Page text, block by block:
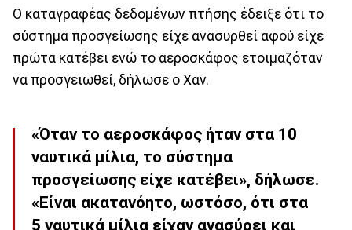
Ο καταγραφέας δεδομένων πτήσης έδειξε ότι το
σύστημα προσγείωσης είχε ανασυρθεί αφού είχε
πρώτα κατέβει ενώ το αεροσκάφος ετοιμαζόταν
να προσγειωθεί, δήλωσε ο Χαν.
«Όταν το αεροσκάφος ήταν στα 10
ναυτικά μίλια, το σύστημα
προσγείωσης είχε κατέβει», δήλωσε.
«Είναι ακατανόητο, ωστόσο, ότι στα
5 ναυτικά μίλια είχαν ανασύρει και